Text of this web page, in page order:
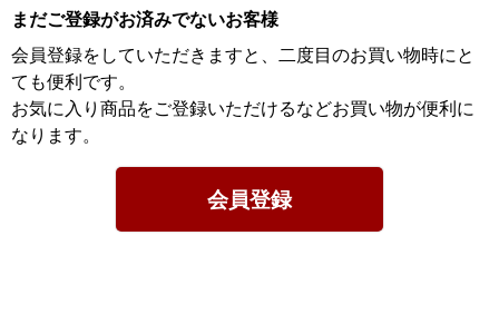
まだご登録がお済みでないお客様
会員登録をしていただきますと、二度目のお買い物時にと
ても便利です。
お気に入り商品をご登録いただけるなどお買い物が便利に
なります。
会員登録